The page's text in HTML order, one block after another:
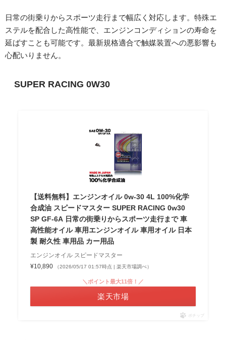
日常の街乗りからスポーツ走行まで幅広く対応します。特殊エ
ステルを配合した高性能で、エンジンコンディションの寿命を
延ばすことも可能です。最新規格適合で触媒装置への悪影響も
心配いりません。
SUPER RACING 0W30
【送料無料】エンジンオイル 0w-30 4L 100%化学
合成油 スピードマスター SUPER RACING 0w30
SP GF-6A 日常の街乗りからスポーツ走行まで 車
高性能オイル 車用エンジンオイル 車用オイル 日本
製 耐久性 車用品 カー用品
エンジンオイル スピードマスター
¥10,890
（2026/05/17 01:57時点 | 楽天市場調べ）
＼ポイント最大11倍！／
楽天市場
ポチップ